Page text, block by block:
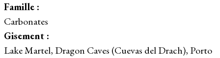
Famille :
Carbonates
Gisement :
Lake Martel, Dragon Caves (Cuevas del Drach), Porto